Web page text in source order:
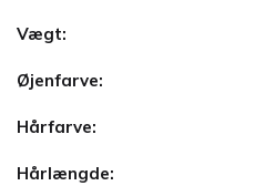
Vægt:
Øjenfarve:
Hårfarve:
Hårlængde: